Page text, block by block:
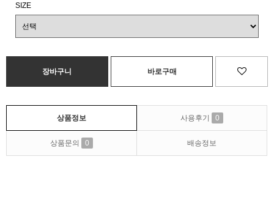
SIZE
상품정보 사용후기 0
상품문의 0 배송정보